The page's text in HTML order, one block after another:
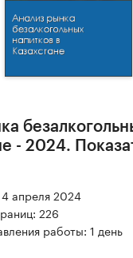
- 2024.
апреля 2024
226
работы: 1 день